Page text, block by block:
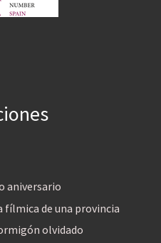
aniversario
fílmica de una provincia
olvidado